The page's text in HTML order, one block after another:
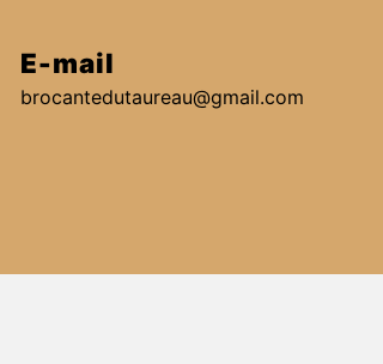
E-mail
brocantedutaureau@gmail.com